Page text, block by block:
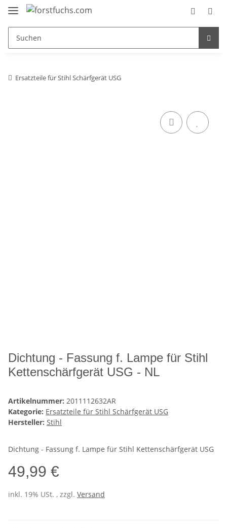
Ersatzteile für Stihl Schärfgerät USG
Dichtung - Fassung f. Lampe für Stihl
Kettenschärfgerät USG - NL
Artikelnummer: 2011112632AR
Kategorie: Ersatzteile für Stihl Schärfgerät USG
Hersteller: Stihl
Dichtung - Fassung f. Lampe für Stihl Kettenschärfgerät USG
49,99 €
inkl. 19% USt. , zzgl. Versand